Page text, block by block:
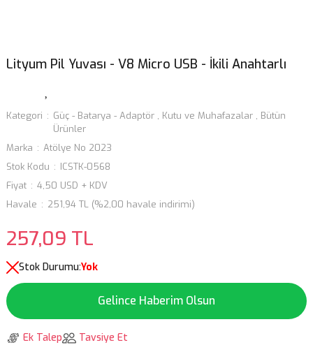
Lityum Pil Yuvası - V8 Micro USB - İkili Anahtarlı
Kategori Güç - Batarya - Adaptör , Kutu ve Muhafazalar , Bütün
Ürünler
Marka
Atölye No 2023
Stok Kodu
ICSTK-0568
Fiyat
4,50 USD + KDV
Havale
251,94 TL (%2,00 havale indirimi)
257,09 TL
Stok Durumu:Yok
Gelince Haberim Olsun
Ek Talep Tavsiye Et